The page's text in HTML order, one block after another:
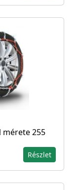
mérete 255
Részlet